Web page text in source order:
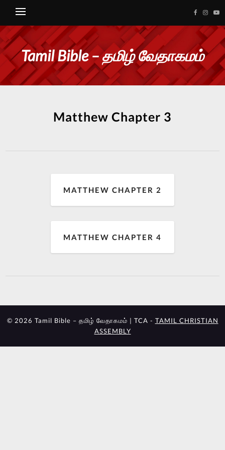
Tamil Bible – தமிழ் வேதாகமம்
Matthew Chapter 3
MATTHEW CHAPTER 2
MATTHEW CHAPTER 4
© 2026 Tamil Bible – தமிழ் வேதாகமம் | TCA - TAMIL CHRISTIAN
ASSEMBLY